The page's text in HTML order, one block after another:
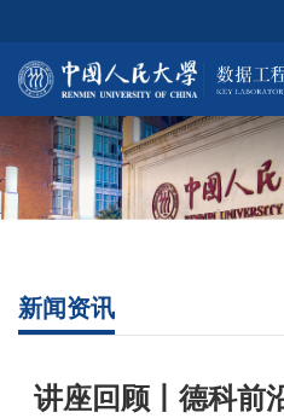
新闻资讯
讲座回顾丨德科前